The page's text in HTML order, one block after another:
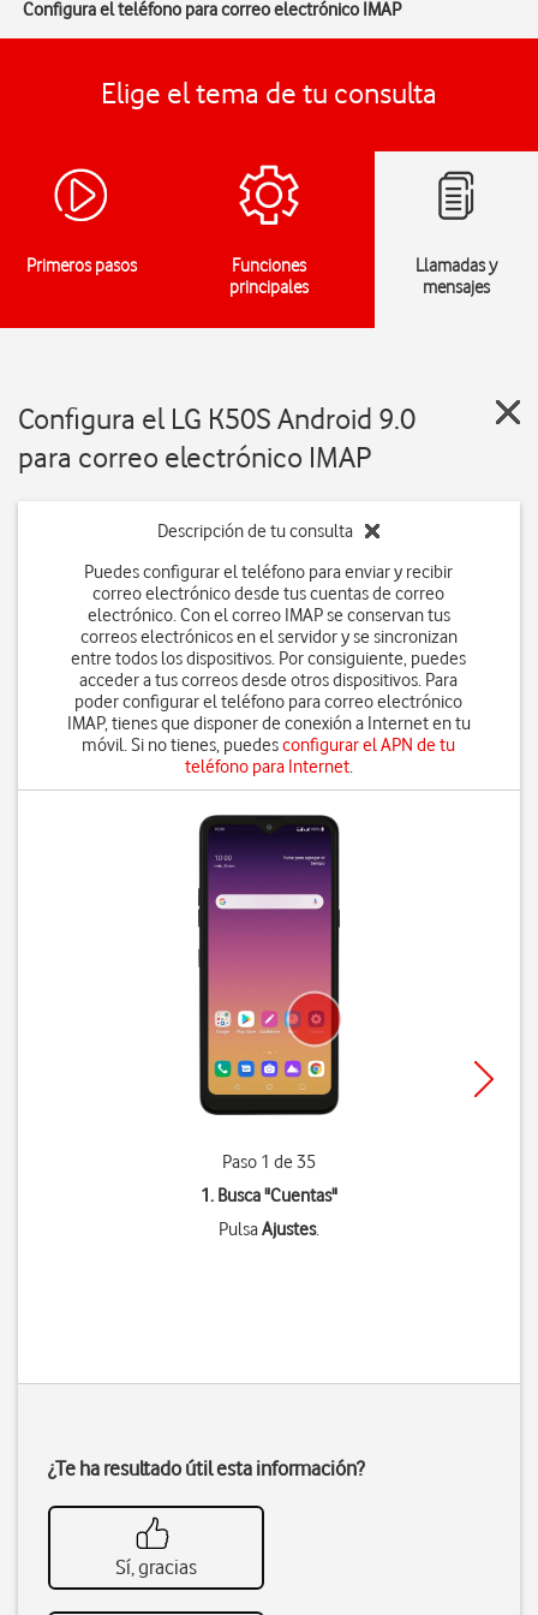
Configura el teléfono para correo electrónico IMAP
Elige el tema de tu consulta
Primeros pasos
Funciones
principales
Llamadas y
mensajes
Configura el LG K50S Android 9.0
para correo electrónico IMAP
Descripción de tu consulta
Puedes configurar el teléfono para enviar y recibir
correo electrónico desde tus cuentas de correo
electrónico. Con el correo IMAP se conservan tus
correos electrónicos en el servidor y se sincronizan
entre todos los dispositivos. Por consiguiente, puedes
acceder a tus correos desde otros dispositivos. Para
poder configurar el teléfono para correo electrónico
IMAP, tienes que disponer de conexión a Internet en tu
móvil. Si no tienes, puedesconfigurar el APN de tu
teléfono para Internet.
Paso 1 de 35
1. Busca "Cuentas"
PulsaAjustes.
¿Te ha resultado útil esta información?
Sí, gracias